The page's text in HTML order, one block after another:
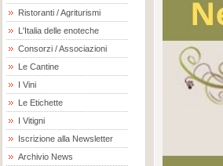
Ristoranti / Agriturismi
L'Italia delle enoteche
Consorzi / Associazioni
Le Cantine
I Vini
Le Etichette
I Vitigni
Iscrizione alla Newsletter
Archivio News